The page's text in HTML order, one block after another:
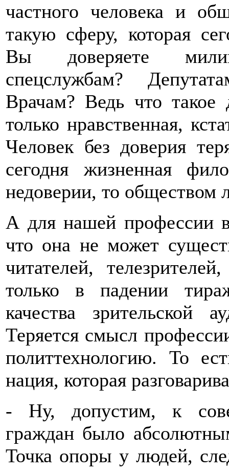
частного человека и
такую сферу, которая
Вы доверяете
спецслужбам?
Врачам? Ведь что
только нравственная,
Человек без доверия
сегодня жизненная
недоверии, то обществом
А для нашей профессии
что она не может
читателей,
только в падении
качества зрительской
Теряется смысл
политтехнологию. То
нация, которая
- Ну, допустим, к
граждан было
Точка опоры у людей,